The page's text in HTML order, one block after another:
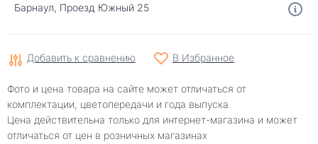
Барнаул, Проезд Южный 25
Добавить к сравнению В Избранное
Фото и цена товара на сайте может отличаться от
комплектации, цветопередачи и года выпуска
Цена действительна только для интернет-магазина и может
отличаться от цен в розничных магазинах